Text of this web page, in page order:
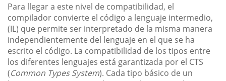
Para llegar a este nivel de compatibilidad, el
compilador convierte el código a lenguaje intermedio,
(IL) que permite ser interpretado de la misma manera
independientemente del lenguaje en el que se ha
escrito el código. La compatibilidad de los tipos entre
los diferentes lenguajes está garantizada por el CTS
(Common Types System). Cada tipo básico de un